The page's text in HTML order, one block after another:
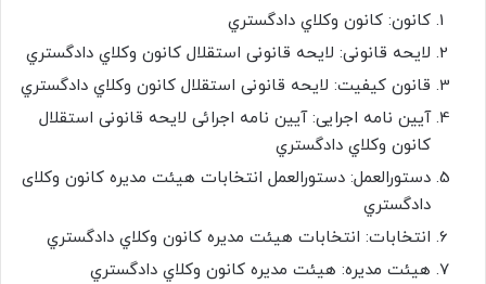
ﻛﺎﻧﻮﻥ: ﻛﺎﻧﻮﻥ ﻭﻛﻼﻱ ﺩﺍﺩﮔﺴﺘﺮﻱ
ﻻﻳﺤﻪ قانونی: ﻻﻳﺤﻪ قانونی ﺍﺳﺘﻘﻼﻝ ﻛﺎﻧﻮﻥ ﻭﻛﻼﻱ ﺩﺍﺩﮔﺴﺘﺮﻱ
ﻗﺎﻧﻮﻥ ﻛﻴﻔﻴﺖ: ﻻﻳﺤﻪ قانونی ﺍﺳﺘﻘﻼﻝ ﻛﺎﻧﻮﻥ ﻭﻛﻼﻱ ﺩﺍﺩﮔﺴﺘﺮﻱ
ﺁﻳﻴﻦ ﻧﺎﻣﻪ اجرایی: ﺁﻳﻴﻦ ﻧﺎﻣﻪ اجرائی ﻻﻳﺤﻪ قانونی ﺍﺳﺘﻘﻼﻝ
ﻛﺎﻧﻮﻥ ﻭﻛﻼﻱ ﺩﺍﺩﮔﺴﺘﺮﻱ
ﺩﺳﺘﻮﺭﺍﻟﻌﻤﻞ: ﺩﺳﺘﻮﺭﺍﻟﻌﻤﻞ ﺍﻧﺘﺨﺎﺑﺎﺕ هیئت مدیره ﻛﺎﻧﻮن وﻛﻼی
ﺩﺍﺩﮔﺴﺘﺮﻱ
ﺍﻧﺘﺨﺎﺑﺎﺕ: ﺍﻧﺘﺨﺎﺑﺎﺕ هیئت مدیره ﻛﺎﻧﻮﻥ ﻭﻛﻼﻱ ﺩﺍﺩﮔﺴﺘﺮﻱ
هیئت مدیره: هیئت مدیره ﻛﺎﻧﻮﻥ ﻭﻛﻼﻱ ﺩﺍﺩﮔﺴﺘﺮﻱ